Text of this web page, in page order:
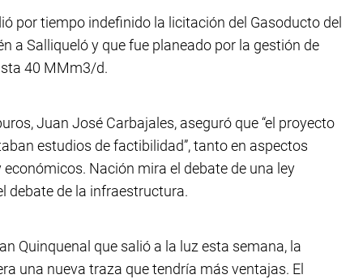
por tiempo indefinido la licitación del Gasoducto del
a Salliqueló y que fue planeado por la gestión de
40 MMm3/d.
Juan José Carbajales, aseguró que “el proyecto
estudios de factibilidad”, tanto en aspectos
Nación mira el debate de una ley
debate de la infraestructura.
Quinquenal que salió a la luz esta semana, la
una nueva traza que tendría más ventajas. El